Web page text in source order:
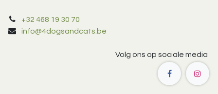
+32 468 19 30 70
info@4dogsandcats.be
Volg ons op sociale media